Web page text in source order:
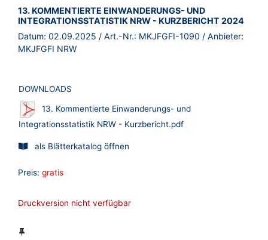
BROSCHÜRE:
13. KOMMENTIERTE EINWANDERUNGS- UND
INTEGRATIONSSTATISTIK NRW - KURZBERICHT 2024
Datum: 02.09.2025 / Art.-Nr.: MKJFGFI-1090 / Anbieter:
MKJFGFI NRW
DOWNLOADS
13. Kommentierte Einwanderungs- und
Integrationsstatistik NRW - Kurzbericht.pdf
als Blätterkatalog öffnen
Preis: gratis
Druckversion nicht verfügbar